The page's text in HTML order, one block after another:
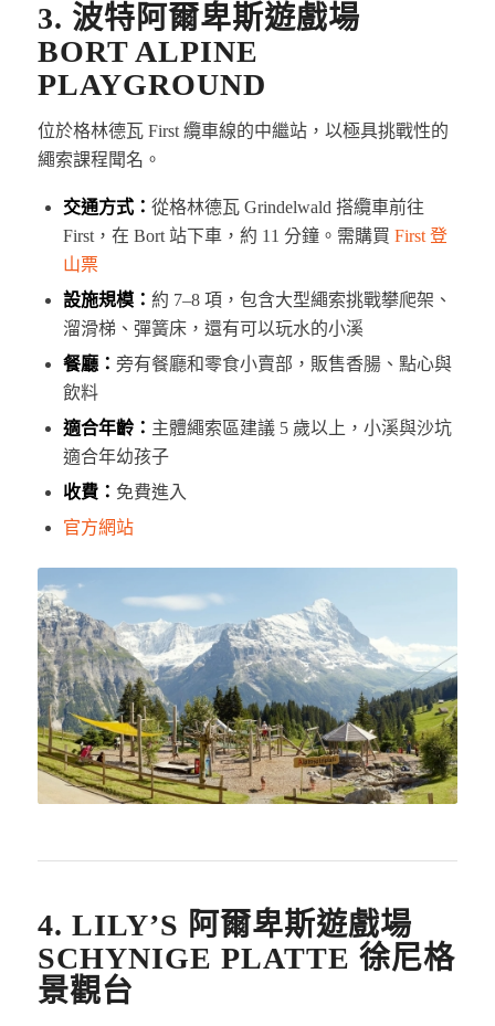
3. 波特阿爾卑斯遊戲場
BORT ALPINE
PLAYGROUND
位於格林德瓦 First 纜車線的中繼站，以極具挑戰性的
繩索課程聞名。
交通方式： 從格林德瓦 Grindelwald 搭纜車前往
First，在 Bort 站下車，約 11 分鐘。需購買 First 登
山票
設施規模： 約 7–8 項，包含大型繩索挑戰攀爬架、
溜滑梯、彈簧床，還有可以玩水的小溪
餐廳： 旁有餐廳和零食小賣部，販售香腸、點心與
飲料
適合年齡： 主體繩索區建議 5 歲以上，小溪與沙坑
適合年幼孩子
收費： 免費進入
官方網站
4. LILY’S 阿爾卑斯遊戲場
SCHYNIGE PLATTE 徐尼格
景觀台